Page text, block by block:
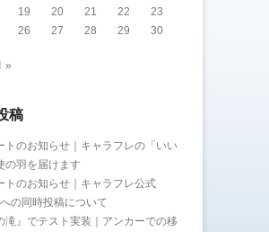
19 20 21 22
23
26 27 28 29 30
»
稿
トのお知らせ｜キャラフレの「いい
の羽を届けます
トのお知らせ｜キャラフレ公式
の同時投稿について
滝』でテスト実装｜アンカーでの移